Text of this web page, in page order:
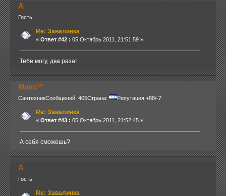
А
Гость
Re: Завалинка
« Ответ #42 : 05 Октябрь 2011, 21:51:59 »
Тебе могу, два раза!
Макс™
СантехникСообщений: 405Страна: Репутация +88/-7
Re: Завалинка
« Ответ #43 : 05 Октябрь 2011, 21:52:45 »
А себя сможешь?
А
Гость
Re: Завалинка